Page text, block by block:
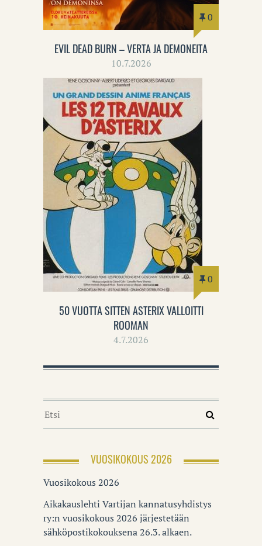
0
EVIL DEAD BURN – VERTA JA DEMONEITA
10.7.2026
0
50 VUOTTA SITTEN ASTERIX VALLOITTI
ROOMAN
4.7.2026
VUOSIKOKOUS 2026
Vuosikokous 2026
Aikakauslehti Vartijan kannatusyhdistys
ry:n vuosikokous 2026 järjestetään
sähköpostikokouksena 26.3. alkaen.